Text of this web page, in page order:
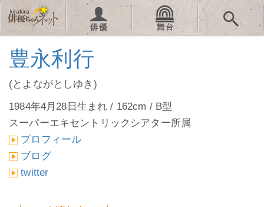
豊永利行
(とよながとしゆき)
1984年4月28日生まれ / 162cm / B型
スーパーエキセントリックシアター所属
プロフィール
ブログ
twitter